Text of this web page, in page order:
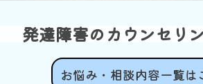
発達障害のカウンセリ
お悩み・相談内容一覧